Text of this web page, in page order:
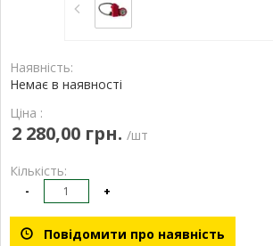
Наявність:
Немає в наявності
Ціна :
2 280,00 грн. /шт
Кількість:
- +
Повідомити про наявність